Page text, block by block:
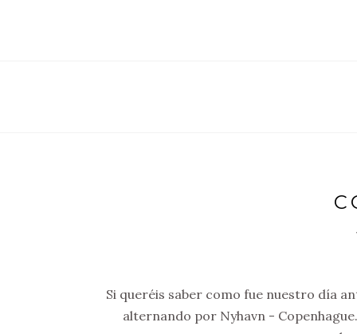
Si queréis saber como fue nuestro día
alternando por Nyhavn -